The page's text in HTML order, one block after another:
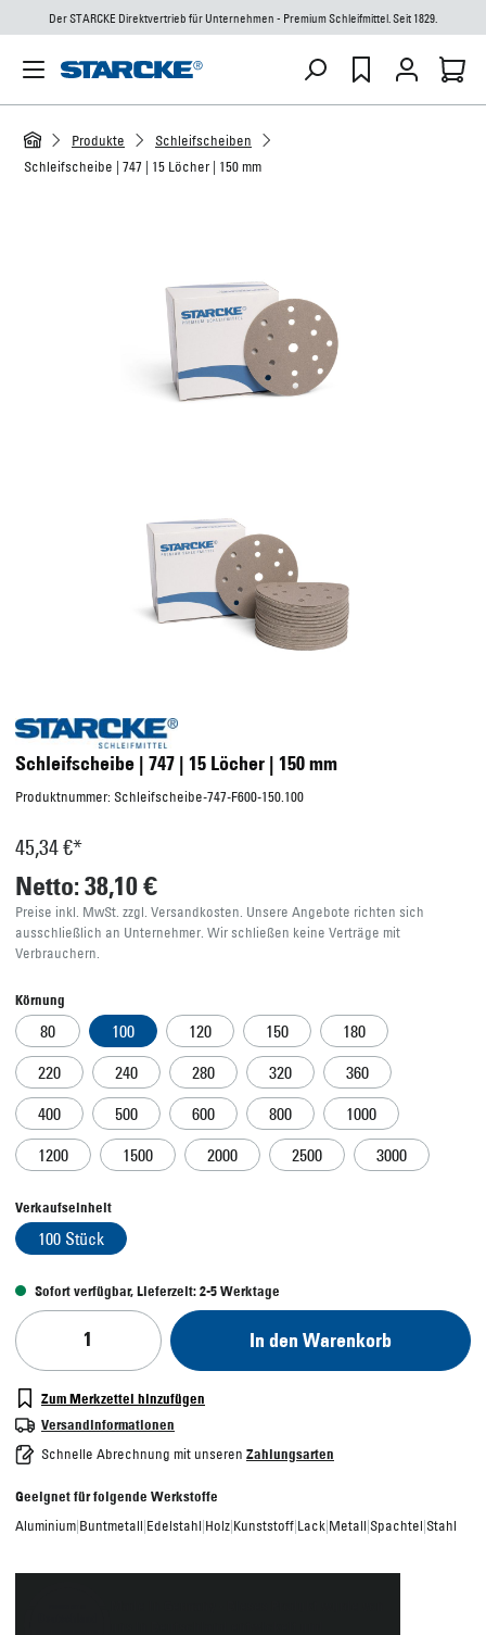
Der STARCKE Direktvertrieb für Unternehmen - Premium Schleifmittel. Seit 1829.
Produkte
Schleifscheiben
Schleifscheibe | 747 | 15 Löcher | 150 mm
Schleifscheibe | 747 | 15 Löcher | 150 mm
Produktnummer: Schleifscheibe-747-F600-150.100
45,34 €*
Netto: 38,10 €
Preise inkl. MwSt. zzgl. Versandkosten. Unsere Angebote richten sich
ausschließlich an Unternehmer. Wir schließen keine Verträge mit
Verbrauchern.
Körnung
80 100 120 150
180
220
240 280 320
360
400
500 600 800
1000
1200
1500 2000 2500 3000
Verkaufseinheit
100 Stück
Sofort verfügbar, Lieferzeit: 2-5 Werktage
In den Warenkorb
Zum Merkzettel hinzufügen
Versandinformationen
Schnelle Abrechnung mit unseren Zahlungsarten
Geeignet für folgende Werkstoffe
Aluminium|Buntmetall|Edelstahl|Holz|Kunststoff|Lack|Metall|Spachtel|Stahl